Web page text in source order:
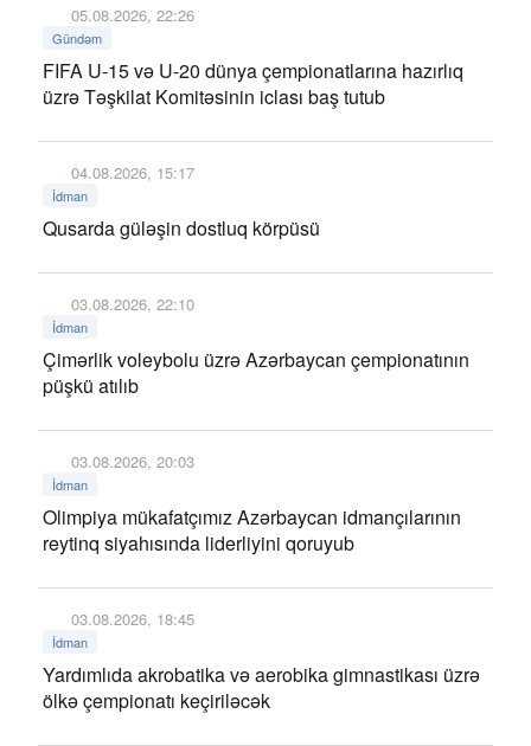
05.08.2026, 22:26
Gündəm
FIFA U-15 və U-20 dünya çempionatlarına hazırlıq
üzrə Təşkilat Komitəsinin iclası baş tutub
04.08.2026, 15:17
İdman
Qusarda güləşin dostluq körpüsü
03.08.2026, 22:10
İdman
Çimərlik voleybolu üzrə Azərbaycan çempionatının
püşkü atılıb
03.08.2026, 20:03
İdman
Olimpiya mükafatçımız Azərbaycan idmançılarının
reytinq siyahısında liderliyini qoruyub
03.08.2026, 18:45
İdman
Yardımlıda akrobatika və aerobika gimnastikası üzrə
ölkə çempionatı keçiriləcək